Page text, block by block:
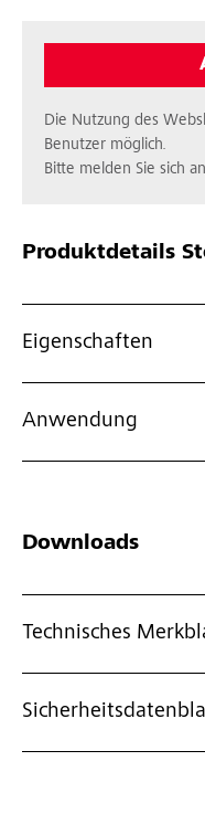
Die Nutzung des
Benutzer möglich.
Bitte melden Sie sich
Produktdetails
Eigenschaften
Anwendung
Downloads
Technisches